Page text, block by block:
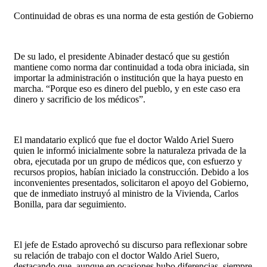
Continuidad de obras es una norma de esta gestión de Gobierno
De su lado, el presidente Abinader destacó que su gestión
mantiene como norma dar continuidad a toda obra iniciada, sin
importar la administración o institución que la haya puesto en
marcha. “Porque eso es dinero del pueblo, y en este caso era
dinero y sacrificio de los médicos”.
El mandatario explicó que fue el doctor Waldo Ariel Suero
quien le informó inicialmente sobre la naturaleza privada de la
obra, ejecutada por un grupo de médicos que, con esfuerzo y
recursos propios, habían iniciado la construcción. Debido a los
inconvenientes presentados, solicitaron el apoyo del Gobierno,
que de inmediato instruyó al ministro de la Vivienda, Carlos
Bonilla, para dar seguimiento.
El jefe de Estado aprovechó su discurso para reflexionar sobre
su relación de trabajo con el doctor Waldo Ariel Suero,